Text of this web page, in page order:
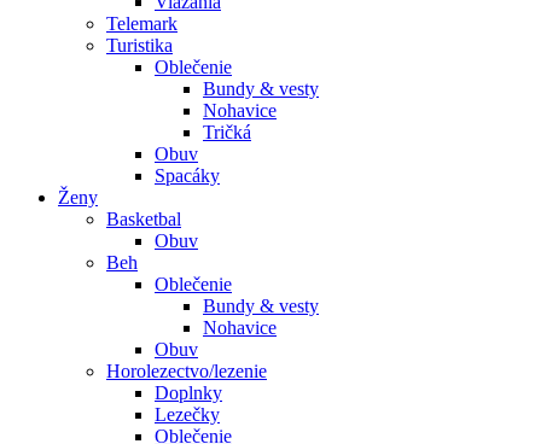
Telemark
Turistika
Oblečenie
Bundy & vesty
Nohavice
Tričká
Obuv
Spacáky
Ženy
Basketbal
Obuv
Beh
Oblečenie
Bundy & vesty
Nohavice
Obuv
Horolezectvo/lezenie
Doplnky
Lezečky
Oblečenie